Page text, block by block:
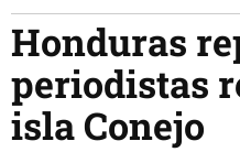
Honduras
periodistas
isla Conejo